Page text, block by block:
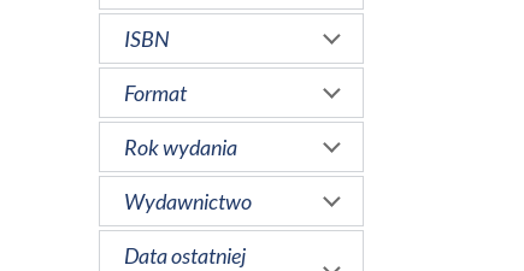
ISBN
Format
Rok wydania
Wydawnictwo
Data ostatniej